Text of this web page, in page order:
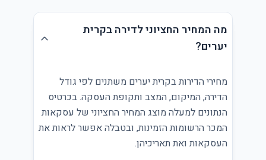
מה המחיר החציוני לדירה בקרית
יערים?
מחירי הדירות בקרית יערים משתנים לפי גודל
הדירה, המיקום, המצב ותקופת העסקה. בכרטיס
הנתונים למעלה מוצג המחיר החציוני של עסקאות
המכר הרשומות הזמינות, ובטבלה אפשר לראות את
העסקאות ואת תאריכיהן.